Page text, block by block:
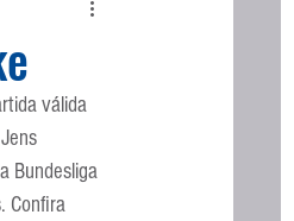
Compra Exterior
Enquete
válida
Bundesliga
Confira